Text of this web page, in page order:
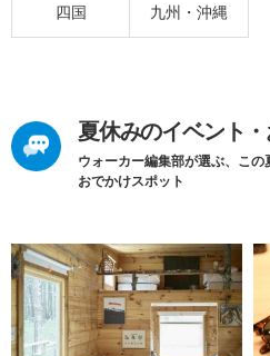
四国 九州・沖縄
夏休みのイベント
ウォーカー編集部が選ぶ、こ
おでかけスポット